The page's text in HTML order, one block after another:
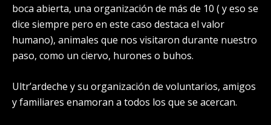
boca abierta, una organización de más de 10 ( y eso se
dice siempre pero en este caso destaca el valor
humano), animales que nos visitaron durante nuestro
paso, como un ciervo, hurones o buhos.
Ultr’ardeche y su organización de voluntarios, amigos
y familiares enamoran a todos los que se acercan.